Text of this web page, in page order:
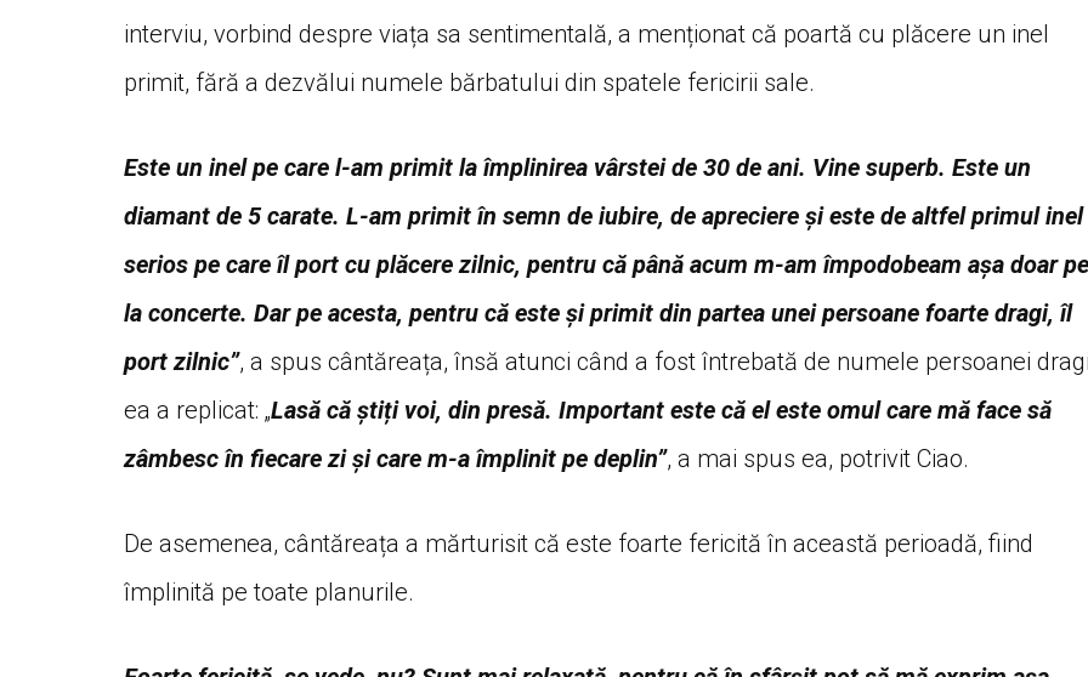
interviu, vorbind despre viața sa sentimentală, a menționat că poartă cu plăcere un inel
primit, fără a dezvălui numele bărbatului din spatele fericirii sale.
Este un inel pe care l-am primit la împlinirea vârstei de 30 de ani. Vine superb. Este un
diamant de 5 carate. L-am primit în semn de iubire, de apreciere și este de altfel primul inel
serios pe care îl port cu plăcere zilnic, pentru că până acum m-am împodobeam așa doar pe
la concerte. Dar pe acesta, pentru că este și primit din partea unei persoane foarte dragi, îl
port zilnic”, a spus cântăreața, însă atunci când a fost întrebată de numele persoanei
ea a replicat: „Lasă că știți voi, din presă. Important este că el este omul care mă face să
zâmbesc în fiecare zi și care m-a împlinit pe deplin”, a mai spus ea, potrivit Ciao.
De asemenea, cântăreața a mărturisit că este foarte fericită în această perioadă, fiind
împlinită pe toate planurile.